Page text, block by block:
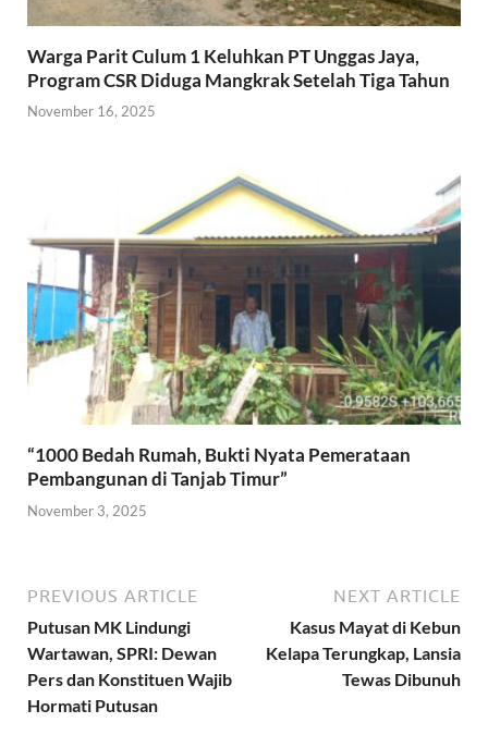
Warga Parit Culum 1 Keluhkan PT Unggas Jaya,
Program CSR Diduga Mangkrak Setelah Tiga Tahun
November 16, 2025
“1000 Bedah Rumah, Bukti Nyata Pemerataan
Pembangunan di Tanjab Timur”
November 3, 2025
PREVIOUS ARTICLE
Putusan MK Lindungi
Wartawan, SPRI: Dewan
Pers dan Konstituen Wajib
Hormati Putusan
NEXT ARTICLE
Kasus Mayat di Kebun
Kelapa Terungkap, Lansia
Tewas Dibunuh